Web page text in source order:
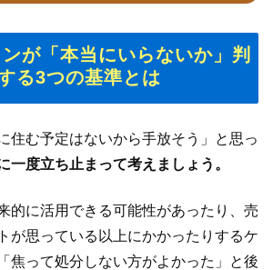
が「本当にいらないか」判
る3つの基準とは
住む予定はないから手放そう」と思っ
一度立ち止まって考えましょう。
的に活用できる可能性があったり、売
が思っている以上にかかったりするケ
焦って処分しない方がよかった」と後